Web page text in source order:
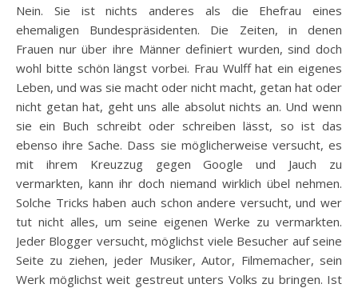
Nein. Sie ist nichts anderes als die Ehefrau eines
ehemaligen Bundespräsidenten. Die Zeiten, in denen
Frauen nur über ihre Männer definiert wurden, sind doch
wohl bitte schön längst vorbei. Frau Wulff hat ein eigenes
Leben, und was sie macht oder nicht macht, getan hat oder
nicht getan hat, geht uns alle absolut nichts an. Und wenn
sie ein Buch schreibt oder schreiben lässt, so ist das
ebenso ihre Sache. Dass sie möglicherweise versucht, es
mit ihrem Kreuzzug gegen Google und Jauch zu
vermarkten, kann ihr doch niemand wirklich übel nehmen.
Solche Tricks haben auch schon andere versucht, und wer
tut nicht alles, um seine eigenen Werke zu vermarkten.
Jeder Blogger versucht, möglichst viele Besucher auf seine
Seite zu ziehen, jeder Musiker, Autor, Filmemacher, sein
Werk möglichst weit gestreut unters Volks zu bringen. Ist